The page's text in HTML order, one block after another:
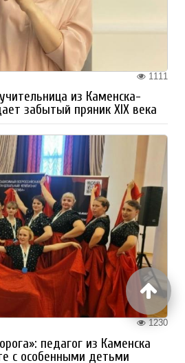
1111
из Каменска-
забытый пряник XIX века
1230
педагог из Каменска
с особенными детьми